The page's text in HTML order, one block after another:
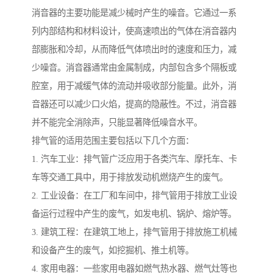
消音器的主要功能是减少械时产生的噪音。它通过一系
列内部结构和材料设计，使高速喷出的气体在消音器内
部膨胀和冷却，从而降低气体喷出时的速度和压力，减
少噪音。消音器通常由金属制成，内部包含多个隔板或
腔室，用于减缓气体的流动并吸收部分能量。此外，消
音器还可以减少口火焰，提高的隐蔽性。不过，消音器
并不能完全消除声，只能显著降低噪音水平。
排气管的适用范围主要包括以下几个方面：
1. 汽车工业：排气管广泛应用于各类汽车、摩托车、卡
车等交通工具中，用于排放发动机燃烧产生的废气。
2. 工业设备：在工厂和车间中，排气管用于排放工业设
备运行过程中产生的废气，如发电机、锅炉、熔炉等。
3. 建筑工程：在建筑工地上，排气管用于排放施工机械
和设备产生的废气，如挖掘机、推土机等。
4. 家用电器：一些家用电器如燃气热水器、燃气灶等也